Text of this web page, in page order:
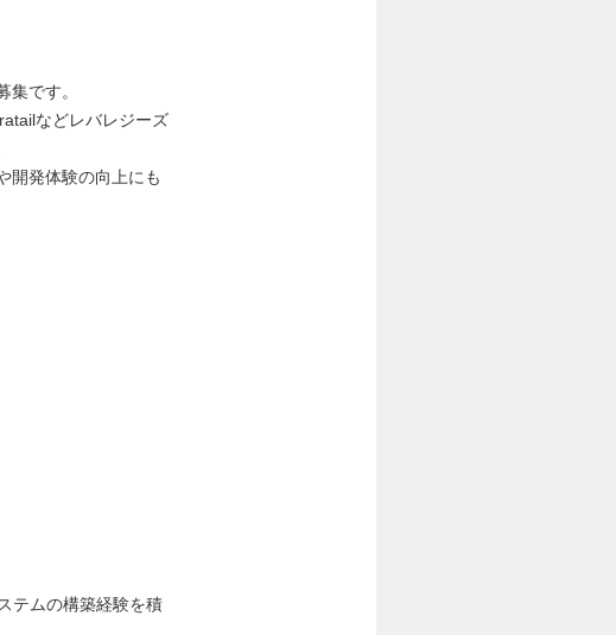
です。
などレバレジーズ
開発体験の向上にも
テムの構築経験を積